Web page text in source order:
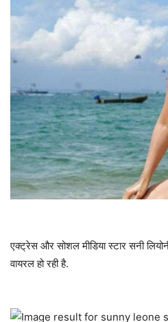
एक्ट्रेस और सोशल मीडिया स्टार सनी
वायरल हो रही है.